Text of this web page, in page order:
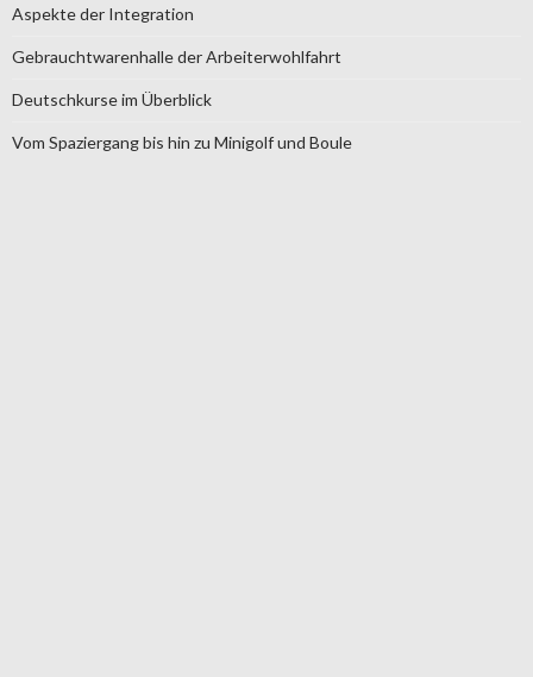
Aspekte der Integration
Gebrauchtwarenhalle der Arbeiterwohlfahrt
Deutschkurse im Überblick
Vom Spaziergang bis hin zu Minigolf und Boule